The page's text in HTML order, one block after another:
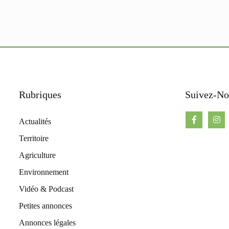
Rubriques
Actualités
Territoire
Agriculture
Environnement
Vidéo & Podcast
Petites annonces
Annonces légales
Suivez-